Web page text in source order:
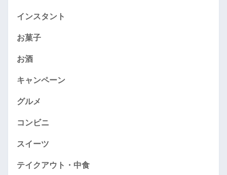
インスタント
お菓子
お酒
キャンペーン
グルメ
コンビニ
スイーツ
テイクアウト・中食